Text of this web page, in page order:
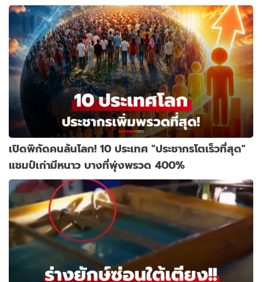
เปิดพิกัดคนล้นโลก! 10 ประเทศ "ประชากรโตเร็วที่สุด"
แชมป์เก่ามีหนาว บางที่พุ่งพรวด 400%